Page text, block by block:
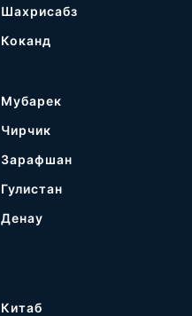
Шахрисабз
Коканд
Мубарек
Чирчик
Зарафшан
Гулистан
Денау
Китаб